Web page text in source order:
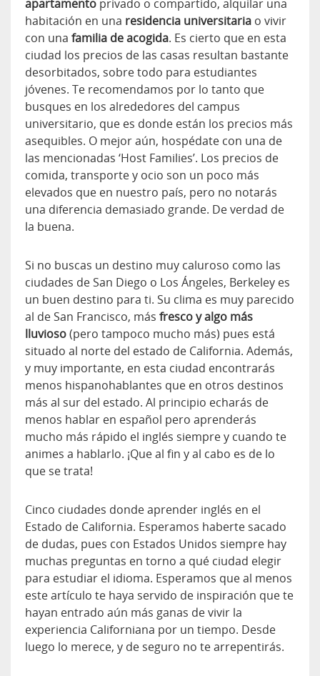
apartamento privado o compartido, alquilar una
habitación en una residencia universitaria o vivir
con una familia de acogida. Es cierto que en esta
ciudad los precios de las casas resultan bastante
desorbitados, sobre todo para estudiantes
jóvenes. Te recomendamos por lo tanto que
busques en los alrededores del campus
universitario, que es donde están los precios más
asequibles. O mejor aún, hospédate con una de
las mencionadas ‘Host Families’. Los precios de
comida, transporte y ocio son un poco más
elevados que en nuestro país, pero no notarás
una diferencia demasiado grande. De verdad de
la buena.
Si no buscas un destino muy caluroso como las
ciudades de San Diego o Los Ángeles, Berkeley es
un buen destino para ti. Su clima es muy parecido
al de San Francisco, más fresco y algo más
lluvioso(pero tampoco mucho más) pues está
situado al norte del estado de California. Además,
y muy importante, en esta ciudad encontrarás
menos hispanohablantes que en otros destinos
más al sur del estado. Al principio echarás de
menos hablar en español pero aprenderás
mucho más rápido el inglés siempre y cuando te
animes a hablarlo. ¡Que al fin y al cabo es de lo
que se trata!
Cinco ciudades donde aprender inglés en el
Estado de California. Esperamos haberte sacado
de dudas, pues con Estados Unidos siempre hay
muchas preguntas en torno a qué ciudad elegir
para estudiar el idioma. Esperamos que al menos
este artículo te haya servido de inspiración que te
hayan entrado aún más ganas de vivir la
experiencia Californiana por un tiempo. Desde
luego lo merece, y de seguro no te arrepentirás.